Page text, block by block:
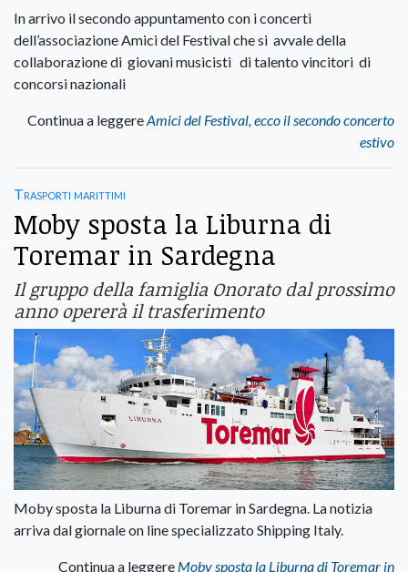
In arrivo il secondo appuntamento con i concerti
dell’associazione Amici del Festival che si avvale della
collaborazione di giovani musicisti di talento vincitori di
concorsi nazionali
Continua a leggereAmici del Festival, ecco il secondo concerto
estivo
Trasporti marittimi
Moby sposta la Liburna di
Toremar in Sardegna
Il gruppo della famiglia Onorato dal prossimo
anno opererà il trasferimento
Moby sposta la Liburna di Toremar in Sardegna. La notizia
arriva dal giornale on line specializzato Shipping Italy.
Continua a leggere Moby sposta la Liburna di Toremar in